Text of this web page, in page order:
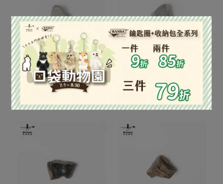
三角龍牙#10
NT$1,880
三角龍牙#11
NT$1,880
已售完